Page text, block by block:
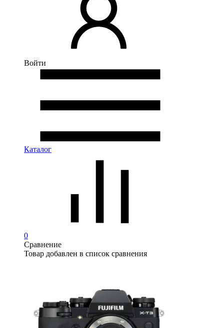
Войти
Каталог
0
Сравнение
Товар добавлен в список сравнения